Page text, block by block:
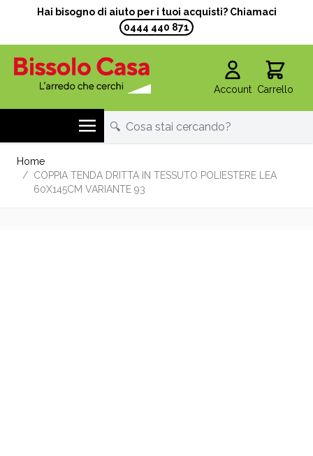
Hai bisogno di aiuto per i tuoi acquisti? Chiamaci
0444 440 871
Account Carrello
Home
/ COPPIA TENDA DRITTA IN TESSUTO POLIESTERE LEA
60X145CM VARIANTE 93